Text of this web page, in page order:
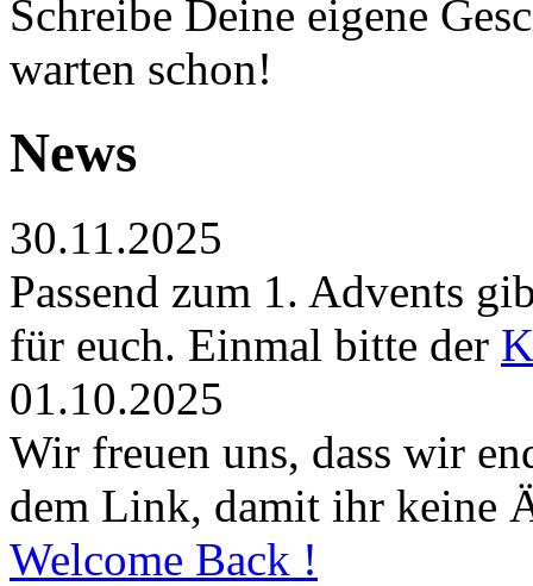
Schreibe Deine eigene
warten schon!
News
30.11.2025
Passend zum 1. Advents
für euch. Einmal bitte der
01.10.2025
Wir freuen uns, dass wir
dem Link, damit ihr keine
Welcome Back !